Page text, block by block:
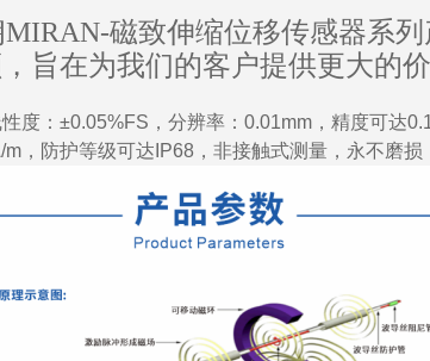
MIRAN-磁致伸缩位移传感器系
旨在为我们的客户提供更大的价
度： ±0.05%FS，分辨率：0.01mm，精度可达
m，防护等级可达IP68，非接触式测量，永不磨损